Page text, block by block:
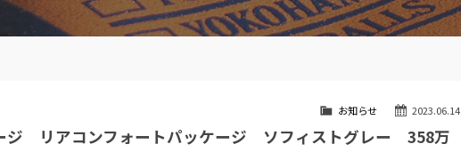
オーダーサービス
Order service
買取無料査定
Trade in
2023.06.14
お知らせ
リアコンフォートパッケージ ソフィストグレー 358万